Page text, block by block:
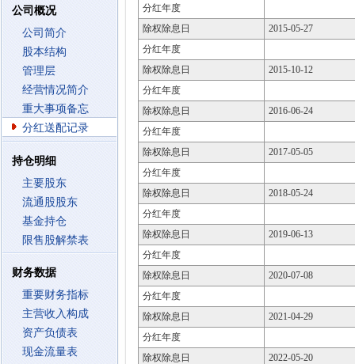
公司概况
公司简介
股本结构
管理层
经营情况简介
重大事项备忘
分红送配记录
持仓明细
主要股东
流通股股东
基金持仓
限售股解禁表
财务数据
重要财务指标
主营收入构成
资产负债表
现金流量表
分红年度
除权除息日
2015-05-27
分红年度
除权除息日
2015-10-12
分红年度
除权除息日
2016-06-24
分红年度
除权除息日
2017-05-05
分红年度
除权除息日
2018-05-24
分红年度
除权除息日
2019-06-13
分红年度
除权除息日
2020-07-08
分红年度
除权除息日
2021-04-29
分红年度
除权除息日
2022-05-20